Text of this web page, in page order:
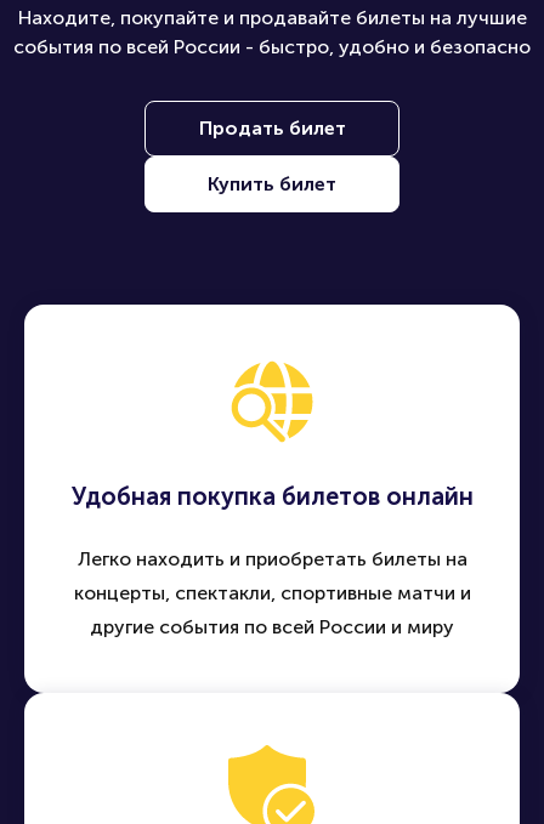
Находите, покупайте и продавайте билеты на лучшие
события по всей России - быстро, удобно и безопасно
Продать билет
Купить билет
Удобная покупка билетов онлайн
Легко находить и приобретать билеты на
концерты, спектакли, спортивные матчи и
другие события по всей России и миру